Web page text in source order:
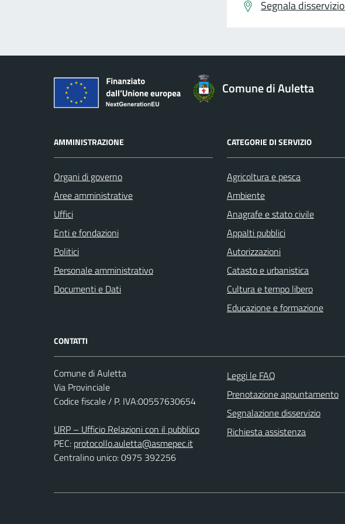
Segnala disservizio
Comune di Auletta
AMMINISTRAZIONE
Organi di governo
Aree amministrative
Uffici
Enti e fondazioni
Politici
Personale amministrativo
Documenti e Dati
CATEGORIE DI SERVIZIO
Agricoltura e pesca
Ambiente
Anagrafe e stato civile
Appalti pubblici
Autorizzazioni
Catasto e urbanistica
Cultura e tempo libero
Educazione e formazione
CONTATTI
Comune di Auletta
Via Provinciale
Codice fiscale / P. IVA:00557630654
URP – Ufficio Relazioni con il pubblico
PEC: protocollo.auletta@asmepec.it
Centralino unico: 0975 392256
Leggi le FAQ
Prenotazione appuntamento
Segnalazione disservizio
Richiesta assistenza